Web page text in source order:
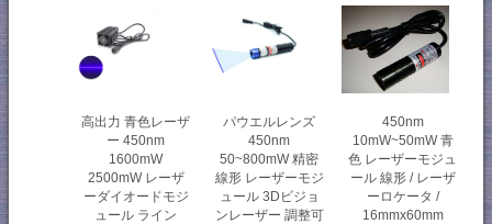
高出力 青色レーザ
ー 450nm
1600mW
2500mW レーザ
ーダイオードモジ
ュール ライン
パウエルレンズ
450nm
50~800mW 精密
線形 レーザーモジ
ュール 3Dビジョ
ンレーザー 調整可
450nm
10mW~50mW 青
色 レーザーモジュ
ール 線形 / レーザ
ーロケータ /
16mmx60mm